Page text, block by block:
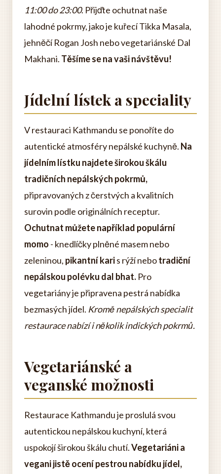
11:00 do 23:00. Přijďte ochutnat naše
lahodné pokrmy, jako je kuřecí Tikka Masala,
jehněčí Rogan Josh nebo vegetariánské Dal
Makhani. Těšíme se na vaši návštěvu!
Jídelní lístek a speciality
V restauraci Kathmandu se ponoříte do
autentické atmosféry nepálské kuchyně. Na
jídelním lístku najdete širokou škálu
tradičních nepálských pokrmů,
připravovaných z čerstvých a kvalitních
surovin podle originálních receptur.
Ochutnat můžete například populární
momo - knedlíčky plněné masem nebo
zeleninou, pikantní karis rýží nebotradiční
nepálskou polévku dal bhat. Pro
vegetariány je připravena pestrá nabídka
bezmasých jídel. Kromě nepálských specialit
restaurace nabízí i několik indických pokrmů.
Vegetariánské a
veganské možnosti
Restaurace Kathmandu je proslulá svou
autentickou nepálskou kuchyní, která
uspokojí širokou škálu chutí.Vegetariáni a
vegani jistě ocení pestrou nabídku jídel,